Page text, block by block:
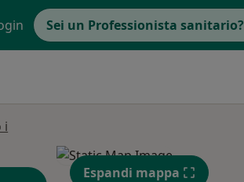
Sei un Professionista sanitario?
i
Espandi mappa